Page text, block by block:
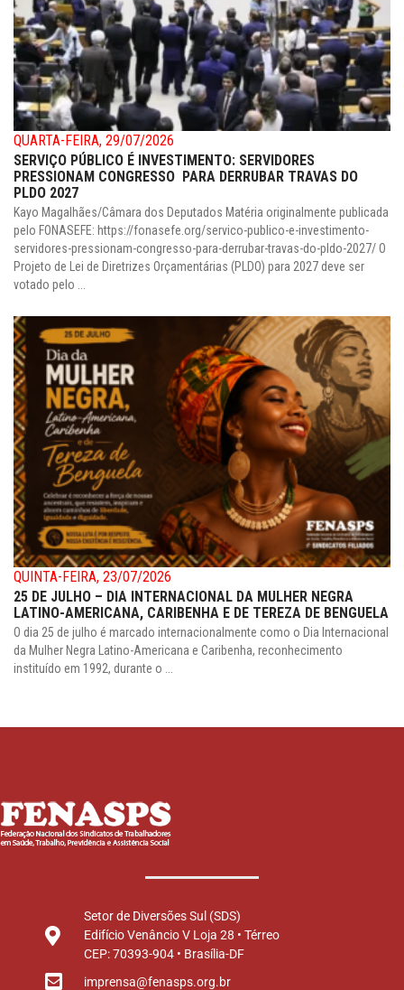
QUARTA-FEIRA, 29/07/2026
SERVIÇO PÚBLICO É INVESTIMENTO: SERVIDORES
PRESSIONAM CONGRESSO PARA DERRUBAR TRAVAS DO
PLDO 2027
Kayo Magalhães/Câmara dos Deputados Matéria originalmente publicada
pelo FONASEFE: https://fonasefe.org/servico-publico-e-investimento-
servidores-pressionam-congresso-para-derrubar-travas-do-pldo-2027/ O
Projeto de Lei de Diretrizes Orçamentárias (PLDO) para 2027 deve ser
votado pelo ...
QUINTA-FEIRA, 23/07/2026
25 DE JULHO – DIA INTERNACIONAL DA MULHER NEGRA
LATINO-AMERICANA, CARIBENHA E DE TEREZA DE BENGUELA
O dia 25 de julho é marcado internacionalmente como o Dia Internacional
da Mulher Negra Latino-Americana e Caribenha, reconhecimento
instituído em 1992, durante o ...
Setor de Diversões Sul (SDS)
Edifício Venâncio V Loja 28 • Térreo
CEP: 70393-904 • Brasília-DF
imprensa@fenasps.org.br